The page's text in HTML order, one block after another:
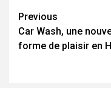
Continue
Reading
Previous
Car Wash, une
forme de plaisir en